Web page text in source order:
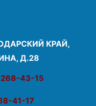
КРАЙ,
Д.28
43-15
41-17